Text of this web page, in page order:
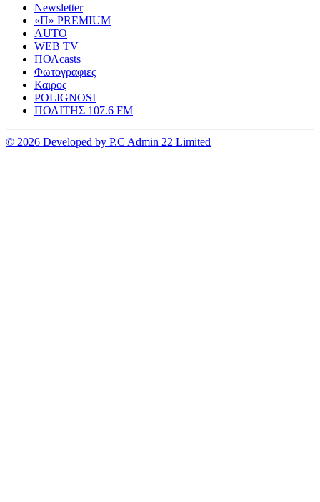
Newsletter
«Π» PREMIUM
AUTO
WEB TV
ΠΟΛcasts
Φωτογραφιες
Καιρος
POLIGNOSI
ΠΟΛΙΤΗΣ 107.6 FM
© 2026 Developed by P.C Admin 22 Limited